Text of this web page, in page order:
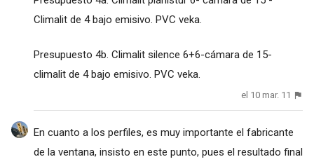
Climalit de 4 bajo emisivo. PVC veka.
Presupuesto 4b. Climalit silence 6+6-cámara de 15-
climalit de 4 bajo emisivo. PVC veka.
el 10 mar. 11
En cuanto a los perfiles, es muy importante el fabricante
de la ventana, insisto en este punto, pues el resultado final